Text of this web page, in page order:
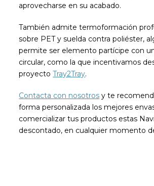
aprovecharse en su acabado.
También admite termoformación
sobre PET y suelda contra poliéster,
permite ser elemento partícipe con
circular, como la que incentivamos
proyectoTray2Tray.
Contacta con nosotros y te
forma personalizada los mejores
comercializar tus productos estas
descontado, en cualquier momento